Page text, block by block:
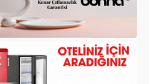
sektörü, 25-28 Ekim
Antalya’da buluşuyor